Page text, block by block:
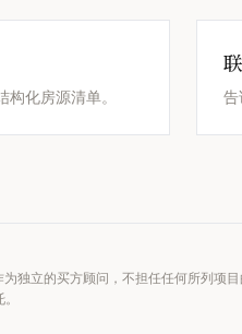
化房源清单。 告
立的买方顾问，不担任任何所列项